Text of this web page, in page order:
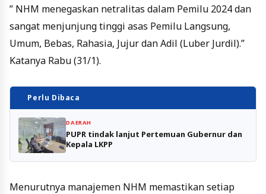
” NHM menegaskan netralitas dalam Pemilu 2024 dan
sangat menjunjung tinggi asas Pemilu Langsung,
Umum, Bebas, Rahasia, Jujur dan Adil (Luber Jurdil).”
Katanya Rabu (31/1).
Perlu Dibaca
DAERAH
PUPR tindak lanjut Pertemuan Gubernur dan
Kepala LKPP
Menurutnya manajemen NHM memastikan setiap